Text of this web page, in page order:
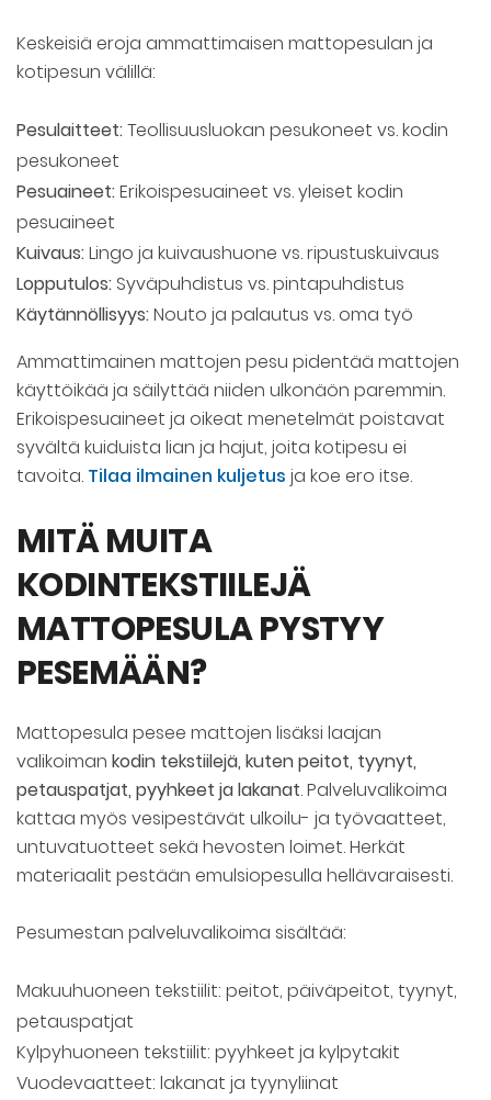
Keskeisiä eroja ammattimaisen mattopesulan ja
kotipesun välillä:
Pesulaitteet:Teollisuusluokan pesukoneet vs. kodin
pesukoneet
Pesuaineet:Erikoispesuaineet vs. yleiset kodin
pesuaineet
Kuivaus:Lingo ja kuivaushuone vs. ripustuskuivaus
Lopputulos: Syväpuhdistus vs. pintapuhdistus
Käytännöllisyys:Nouto ja palautus vs. oma työ
Ammattimainen mattojen pesu pidentää mattojen
käyttöikää ja säilyttää niiden ulkonäön paremmin.
Erikoispesuaineet ja oikeat menetelmät poistavat
syvältä kuiduista lian ja hajut, joita kotipesu ei
tavoita. Tilaa ilmainen kuljetus ja koe ero itse.
MITÄ MUITA
KODINTEKSTIILEJÄ
MATTOPESULA PYSTYY
PESEMÄÄN?
Mattopesula pesee mattojen lisäksi laajan
valikoiman kodin tekstiilejä, kuten peitot, tyynyt,
petauspatjat, pyyhkeet ja lakanat. Palveluvalikoima
kattaa myös vesipestävät ulkoilu- ja työvaatteet,
untuvatuotteet sekä hevosten loimet. Herkät
materiaalit pestään emulsiopesulla hellävaraisesti.
Pesumestan palveluvalikoima sisältää:
Makuuhuoneen tekstiilit: peitot, päiväpeitot, tyynyt,
petauspatjat
Kylpyhuoneen tekstiilit: pyyhkeet ja kylpytakit
Vuodevaatteet: lakanat ja tyynyliinat